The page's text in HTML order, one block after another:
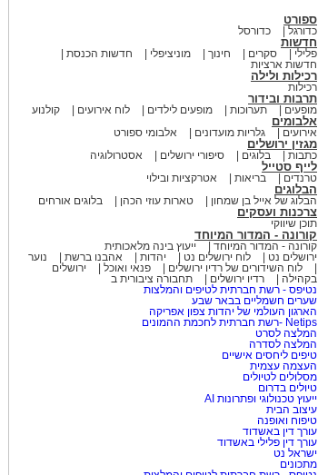
ספורט
כדורגל כדורסל
חדשות
פלילי סקרים חינוך מוניציפלי
חדשות הכנסת
חדשות ארציות
רכילות ולילה
רכילות
תרבות ובידור
מופעים תערוכות מופעים לילדים לוח אירועים קולנוע
אלבומים
אירועים גלריות מועדונים אלבומי ספורט
מגזין ירושלים
כתבות בלוגים סיפורי ירושלים אסטרולוגיה
לייף סטייל
טרנדים בריאות אטרקציות ובילוי
הבלוגים
הבלוג של אייל בן שמחון טארות עוזי הכהן בלוגים אורחים
צרכנות ועסקים
תוכן שיווקי
קורונה - המדור המיוחד
קורונה - המדור המיוחד
ייעוץ בינה מלאכותית
ירושלים נט
לוח ירושלים נט יהדות אהבנו ברשת
נוער
לוח השידורים של רדיו ירושלים
פנאי ואוכל
ירושלים
בקהילה
רדיו ירושלים
תחבורה ציבורית ב
נטיפס - רשת חברתית לטיפים והמלצות
שערים חשמליים בבאר שבע
הארגון העולמי של יהדות צפון אפריקה
Netips -רשת חברתית לחכמת ההמונים
המלצה לסרט
המלצה לסדרה
טיפים ליחסים אישיים
העצמה עצמית
מסלולים לטיולים
טיולים בדרום
ייעוץ טכנולוגי ופתרונות AI
עיצוב הבית
טיפוח ואופנה
עורך דין באשדוד
עורך דין פלילי באשדוד
ישראל נט
מתכונים